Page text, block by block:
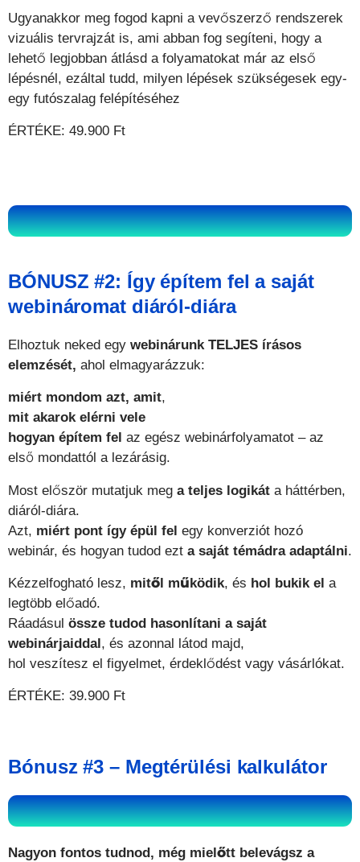
Ugyanakkor meg fogod kapni a vevőszerző rendszerek
vizuális tervrajzát is, ami abban fog segíteni, hogy a
lehető legjobban átlásd a folyamatokat már az első
lépésnél, ezáltal tudd, milyen lépések szükségesek egy-
egy futószalag felépítéséhez
ÉRTÉKE: 49.900 Ft
BÓNUSZ #2: Így építem fel a saját
webináromat diáról-diára
Elhoztuk neked egy webinárunk TELJES írásos
elemzését, ahol elmagyarázzuk:
miért mondom azt, amit,
mit akarok elérni vele
hogyan építem fel az egész webinárfolyamatot – az
első mondattól a lezárásig.
Most először mutatjuk meg a teljes logikát a háttérben,
diáról-diára.
Azt, miért pont így épül fel egy konverziót hozó
webinár, és hogyan tudod ezt a saját témádra adaptálni.
Kézzelfogható lesz, mitől működik, és hol bukik el a
legtöbb előadó.
Ráadásul össze tudod hasonlítani a saját
webinárjaiddal, és azonnal látod majd,
hol veszítesz el figyelmet, érdeklődést vagy vásárlókat.
ÉRTÉKE: 39.900 Ft
Bónusz #3 – Megtérülési kalkulátor
Nagyon fontos tudnod, még mielőtt belevágsz a